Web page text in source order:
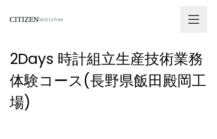
Watches
会社情報
技術ソリューション
2Days 時計組立生産技術業務
体験コース(長野県飯田殿岡工
場)